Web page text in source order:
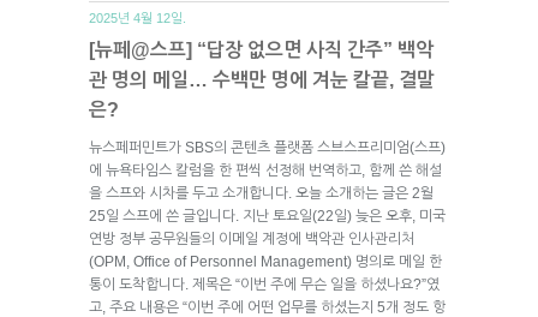
2025년 4월 12일.
[뉴페@스프] “답장 없으면 사직 간주” 백악
관 명의 메일… 수백만 명에 겨눈 칼끝, 결말
은?
뉴스페퍼민트가 SBS의 콘텐츠 플랫폼 스브스프리미엄(스프)
에 뉴욕타임스 칼럼을 한 편씩 선정해 번역하고, 함께 쓴 해설
을 스프와 시차를 두고 소개합니다. 오늘 소개하는 글은 2월
25일 스프에 쓴 글입니다. 지난 토요일(22일) 늦은 오후, 미국
연방 정부 공무원들의 이메일 계정에 백악관 인사관리처
(OPM, Office of Personnel Management) 명의로 메일 한
통이 도착합니다. 제목은 “이번 주에 무슨 일을 하셨나요?”였
고, 주요 내용은 “이번 주에 어떤 업무를 하셨는지 5개 정도 항